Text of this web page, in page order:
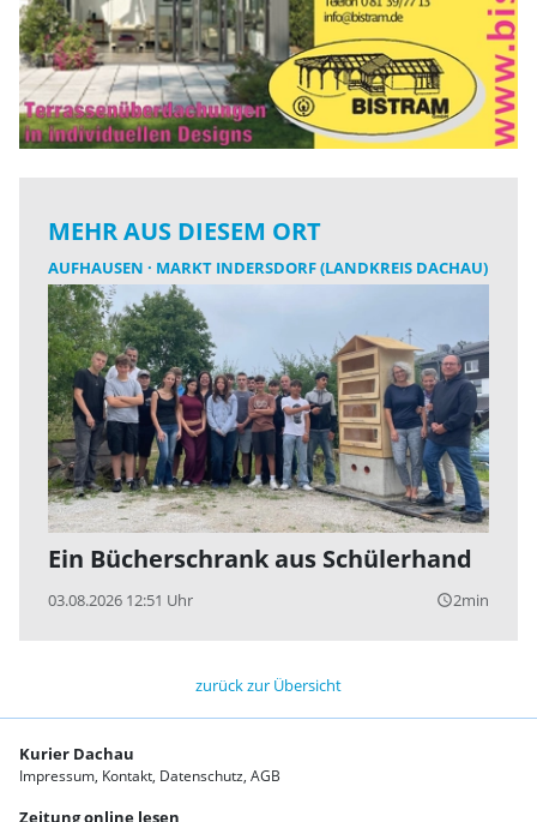
MEHR AUS DIESEM ORT
AUFHAUSEN MARKT INDERSDORF (LANDKREIS DACHAU)
Ein Bücherschrank aus Schülerhand
03.08.2026 12:51 Uhr query_builder2min
zurück zur Übersicht
Kurier Dachau
Impressum Kontakt Datenschutz AGB
Zeitung online lesen